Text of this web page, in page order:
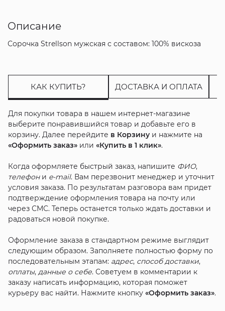
Описание
Сорочка Strellson мужская с составом: 100% вискоза
КАК КУПИТЬ? ДОСТАВКА И ОПЛАТА
Для покупки товара в нашем интернет-магазине
выберите понравившийся товар и добавьте его в
корзину. Далее перейдите в Корзинуи нажмите на
«Оформить заказ»или «Купить в 1 клик».
Когда оформляете быстрый заказ, напишите ФИО,
телефони e-mail. Вам перезвонит менеджер и уточнит
условия заказа. По результатам разговора вам придет
подтверждение оформления товара на почту или
через СМС. Теперь останется только ждать доставки и
радоваться новой покупке.
Оформление заказа в стандартном режиме выглядит
следующим образом. Заполняете полностью форму по
последовательным этапам: адрес, способ доставки,
оплаты, данные о себе. Советуем в комментарии к
заказу написать информацию, которая поможет
курьеру вас найти. Нажмите кнопку «Оформить заказ».